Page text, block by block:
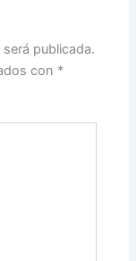
publicada.
con *